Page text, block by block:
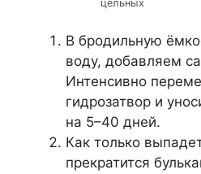
цельных
В бродильную
воду, добавляем
Интенсивно
гидрозатвор и
на 5–40 дней.
Как только
прекратится